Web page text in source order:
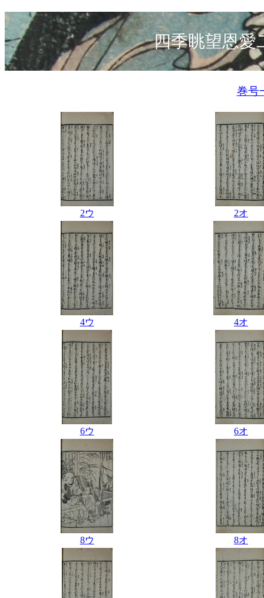
四季眺望恩
巻号
2ウ 2オ
4ウ 4オ
6ウ 6オ
8ウ 8オ